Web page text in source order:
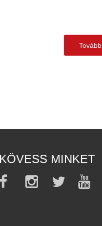
Tovább
KÖVESS MINKET